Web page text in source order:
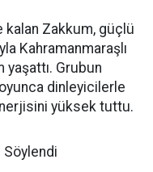
kalan Zakkum, güçlü
Kahramanmaraşlı
Grubun
dinleyicilerle
yüksek tuttu.
Söylendi